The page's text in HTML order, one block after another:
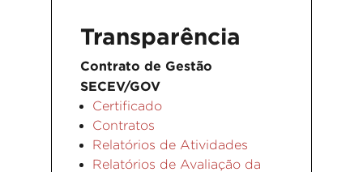
Transparência
Contrato de Gestão
SECEV/GOV
Certificado
Contratos
Relatórios de Atividades
Relatórios de Avaliação da